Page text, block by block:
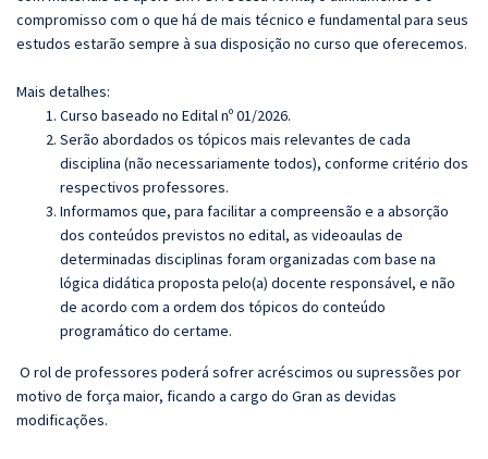
compromisso com o que há de mais técnico e fundamental para seus
estudos estarão sempre à sua disposição no curso que oferecemos.
Mais detalhes:
Curso baseado no Edital nº 01/2026.
Serão abordados os tópicos mais relevantes de cada
disciplina (não necessariamente todos), conforme critério dos
respectivos professores.
Informamos que, para facilitar a compreensão e a absorção
dos conteúdos previstos no edital, as videoaulas de
determinadas disciplinas foram organizadas com base na
lógica didática proposta pelo(a) docente responsável, e não
de acordo com a ordem dos tópicos do conteúdo
programático do certame.
O rol de professores poderá sofrer acréscimos ou supressões por
motivo de força maior, ficando a cargo do Gran as devidas
modificações.